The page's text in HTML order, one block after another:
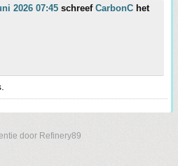
2026 07:45 schreef CarbonC het
door Refinery89